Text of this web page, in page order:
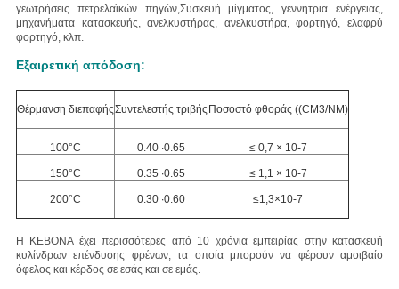
γεωτρήσεις πετρελαϊκών πηγών,Συσκευή μίγματος, γεννήτρια ενέργειας,
μηχανήματα κατασκευής, ανελκυστήρας, ανελκυστήρα, φορτηγό, ελαφρύ
φορτηγό, κλπ.
Εξαιρετική απόδοση:
Θέρμανση διεπαφήςΣυντελεστής τριβής Ποσοστό φθοράς ((CM3/NM)
100°C 0.40 ∙0.65 ≤ 0,7 × 10-7
150°C 0.35 ∙0.65 ≤ 1,1 × 10-7
200°C 0.30 ∙0.60 ≤1,3×10-7
Η KEBONA έχει περισσότερες από 10 χρόνια εμπειρίας στην κατασκευή
κυλίνδρων επένδυσης φρένων, τα οποία μπορούν να φέρουν αμοιβαίο
όφελος και κέρδος σε εσάς και σε εμάς.